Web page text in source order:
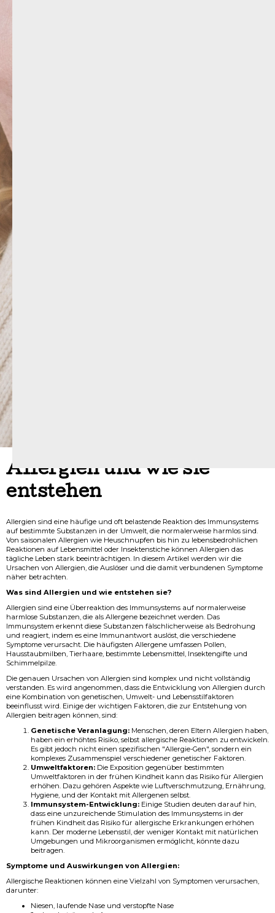
Allergien und wie sie
entstehen
Allergien sind eine häufige und oft belastende Reaktion des Immunsystems
auf bestimmte Substanzen in der Umwelt, die normalerweise harmlos sind.
Von saisonalen Allergien wie Heuschnupfen bis hin zu lebensbedrohlichen
Reaktionen auf Lebensmittel oder Insektenstiche können Allergien das
tägliche Leben stark beeinträchtigen. In diesem Artikel werden wir die
Ursachen von Allergien, die Auslöser und die damit verbundenen Symptome
näher betrachten.
Was sind Allergien und wie entstehen sie?
Allergien sind eine Überreaktion des Immunsystems auf normalerweise
harmlose Substanzen, die als Allergene bezeichnet werden. Das
Immunsystem erkennt diese Substanzen fälschlicherweise als Bedrohung
und reagiert, indem es eine Immunantwort auslöst, die verschiedene
Symptome verursacht. Die häufigsten Allergene umfassen Pollen,
Hausstaubmilben, Tierhaare, bestimmte Lebensmittel, Insektengifte und
Schimmelpilze.
Die genauen Ursachen von Allergien sind komplex und nicht vollständig
verstanden. Es wird angenommen, dass die Entwicklung von Allergien durch
eine Kombination von genetischen, Umwelt- und Lebensstilfaktoren
beeinflusst wird. Einige der wichtigen Faktoren, die zur Entstehung von
Allergien beitragen können, sind:
Genetische Veranlagung: Menschen, deren Eltern Allergien haben,
haben ein erhöhtes Risiko, selbst allergische Reaktionen zu entwickeln.
Es gibt jedoch nicht einen spezifischen "Allergie-Gen", sondern ein
komplexes Zusammenspiel verschiedener genetischer Faktoren.
Umweltfaktoren: Die Exposition gegenüber bestimmten
Umweltfaktoren in der frühen Kindheit kann das Risiko für Allergien
erhöhen. Dazu gehören Aspekte wie Luftverschmutzung, Ernährung,
Hygiene, und der Kontakt mit Allergenen selbst.
Immunsystem-Entwicklung: Einige Studien deuten darauf hin,
dass eine unzureichende Stimulation des Immunsystems in der
frühen Kindheit das Risiko für allergische Erkrankungen erhöhen
kann. Der moderne Lebensstil, der weniger Kontakt mit natürlichen
Umgebungen und Mikroorganismen ermöglicht, könnte dazu
beitragen.
Symptome und Auswirkungen von Allergien:
Allergische Reaktionen können eine Vielzahl von Symptomen verursachen,
darunter:
Niesen, laufende Nase und verstopfte Nase